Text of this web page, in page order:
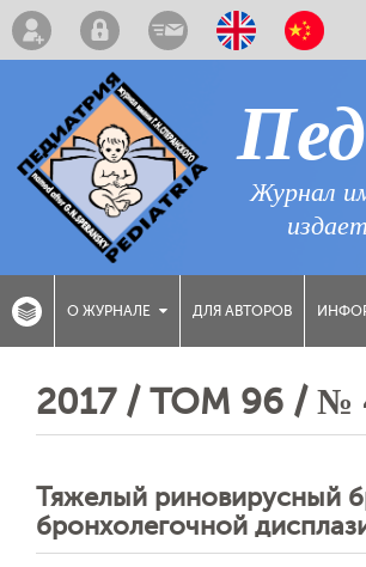
Журнал
О ЖУРНАЛЕ ДЛЯ АВТОРОВ
2017 / ТОМ 96 / №
Тяжелый риновирусный
бронхолегочной